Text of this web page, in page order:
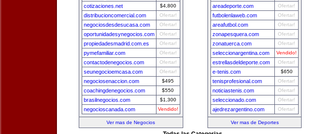
cotizaciones.net $4,800
distribucioncomercial.com Ofertar!
negociosdesdesucasa.com Ofertar!
oportunidadesynegocios.com Ofertar!
propiedadesmadrid.com.es Ofertar!
pymefamiliar.com Ofertar!
contactodenegocios.com Ofertar!
seunegocioemcasa.com Ofertar!
negociosenaccion.com $495
coachingdenegocios.com $550
brasilnegocios.com $1,300
negocioscanada.com Vendido!
Ver mas de Negocios
areadeporte.com Ofertar!
futbolenlaweb.com Ofertar!
areafutbol.com Ofertar!
zonapesquera.com Ofertar!
zonatuerca.com Ofertar!
seleccionargentina.com Vendido!
estrellasdeldeporte.com Ofertar!
e-tenis.com $650
tenisprofesional.com Ofertar!
noticiastenis.com Ofertar!
seleccionado.com Ofertar!
ajedrezargentino.com Ofertar!
Ver mas de Deportes